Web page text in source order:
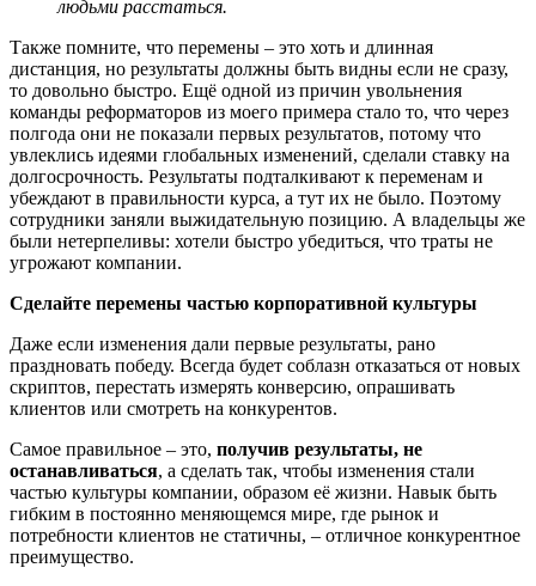
людьми расстаться.
Также помните, что перемены – это хоть и длинная
дистанция, но результаты должны быть видны если не сразу,
то довольно быстро. Ещё одной из причин увольнения
команды реформаторов из моего примера стало то, что через
полгода они не показали первых результатов, потому что
увлеклись идеями глобальных изменений, сделали ставку на
долгосрочность. Результаты подталкивают к переменам и
убеждают в правильности курса, а тут их не было. Поэтому
сотрудники заняли выжидательную позицию. А владельцы же
были нетерпеливы: хотели быстро убедиться, что траты не
угрожают компании.
Сделайте перемены частью корпоративной культуры
Даже если изменения дали первые результаты, рано
праздновать победу. Всегда будет соблазн отказаться от новых
скриптов, перестать измерять конверсию, опрашивать
клиентов или смотреть на конкурентов.
Самое правильное – это, получив результаты, не
останавливаться, а сделать так, чтобы изменения стали
частью культуры компании, образом её жизни. Навык быть
гибким в постоянно меняющемся мире, где рынок и
потребности клиентов не статичны, – отличное конкурентное
преимущество.